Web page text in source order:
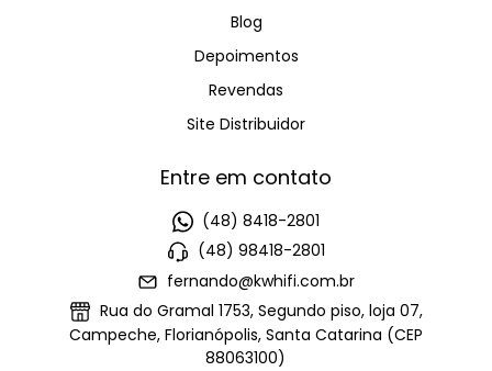
Blog
Depoimentos
Revendas
Site Distribuidor
Entre em contato
(48) 8418-2801
(48) 98418-2801
fernando@kwhifi.com.br
Rua do Gramal 1753, Segundo piso, loja 07,
Campeche, Florianópolis, Santa Catarina (CEP
88063100)